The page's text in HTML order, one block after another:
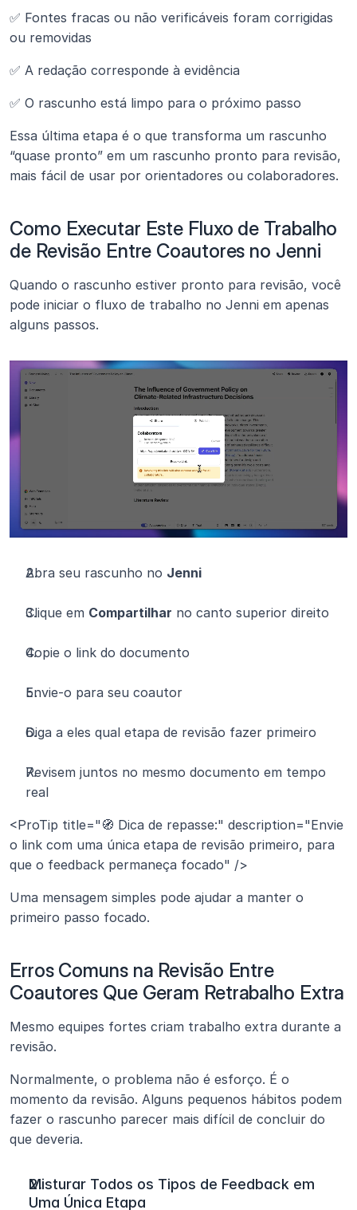
✅ Fontes fracas ou não verificáveis foram corrigidas
ou removidas
✅ A redação corresponde à evidência
✅ O rascunho está limpo para o próximo passo
Essa última etapa é o que transforma um rascunho
“quase pronto” em um rascunho pronto para revisão,
mais fácil de usar por orientadores ou colaboradores.
Como Executar Este Fluxo de Trabalho
de Revisão Entre Coautores no Jenni
Quando o rascunho estiver pronto para revisão, você
pode iniciar o fluxo de trabalho no Jenni em apenas
alguns passos.
Abra seu rascunho no Jenni
Clique em Compartilhar no canto superior direito
Copie o link do documento
Envie-o para seu coautor
Diga a eles qual etapa de revisão fazer primeiro
Revisem juntos no mesmo documento em tempo
real
<ProTip title="🧭 Dica de repasse:" description="Envie
o link com uma única etapa de revisão primeiro, para
que o feedback permaneça focado" />
Uma mensagem simples pode ajudar a manter o
primeiro passo focado.
Erros Comuns na Revisão Entre
Coautores Que Geram Retrabalho Extra
Mesmo equipes fortes criam trabalho extra durante a
revisão.
Normalmente, o problema não é esforço. É o
momento da revisão. Alguns pequenos hábitos podem
fazer o rascunho parecer mais difícil de concluir do
que deveria.
Misturar Todos os Tipos de Feedback em
Uma Única Etapa